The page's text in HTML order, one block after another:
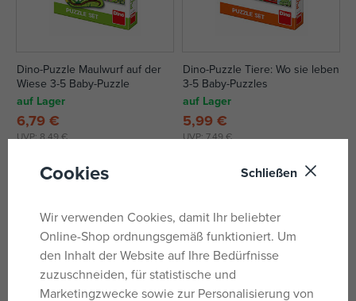
Dino-Puzzle Maulwurf auf der
Wiese 3-5 Baby-Puzzle
auf Lager
UVP:8,49 €
6,79 €
Dino-Puzzle Tiere: Wo sie leben
3-5 Baby-Puzzles
auf Lager
UVP:7,49 €
5,99 €
Cookies Schließen
Wir verwenden Cookies, damit Ihr beliebter
Online-Shop ordnungsgemäß funktioniert. Um
den Inhalt der Website auf Ihre Bedürfnisse
zuzuschneiden, für statistische und
Marketingzwecke sowie zur Personalisierung von